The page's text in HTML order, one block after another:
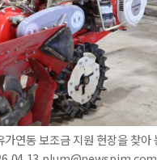
연동 보조금 지원 현장을 찾